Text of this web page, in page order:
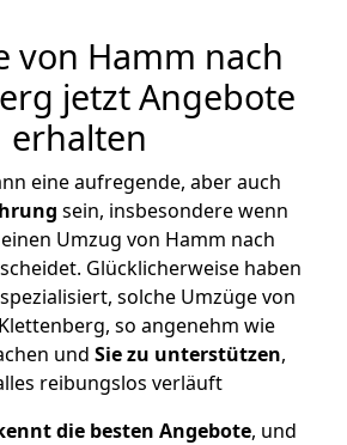
von Hamm nach
jetzt Angebote
erhalten
eine aufregende, aber auch
sein, insbesondere wenn
Umzug von Hamm nach
Glücklicherweise haben
solche Umzüge von
so angenehm wie
und Sie zu unterstützen,
reibungslos verläuft
die besten Angebote, und